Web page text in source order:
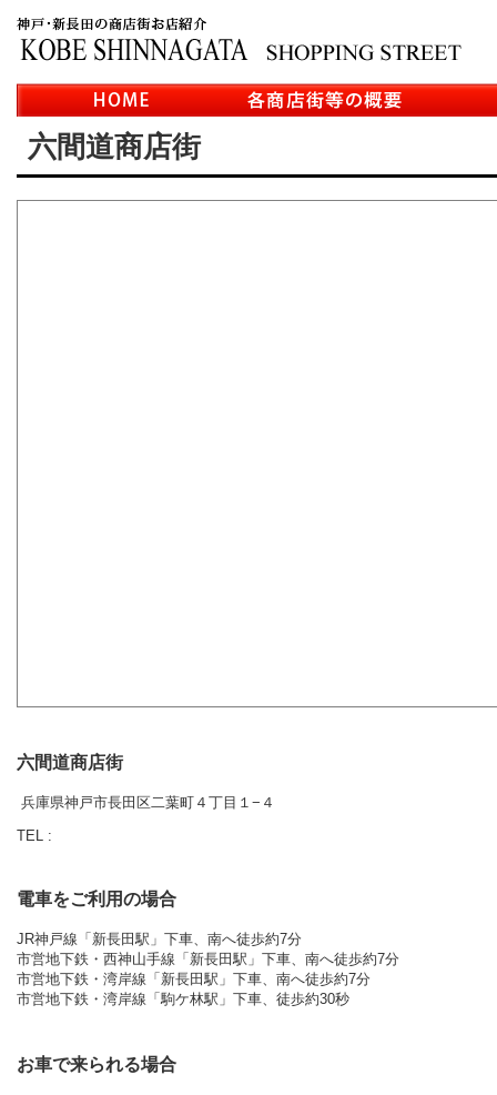
六間道商店街
六間道商店街
兵庫県神戸市長田区二葉町４丁目１−４
TEL :
電車をご利用の場合
JR神戸線「新長田駅」下車、南へ徒歩約7分
市営地下鉄・西神山手線「新長田駅」下車、南へ徒歩約7分
市営地下鉄・湾岸線「新長田駅」下車、南へ徒歩約7分
市営地下鉄・湾岸線「駒ケ林駅」下車、徒歩約30秒
お車で来られる場合